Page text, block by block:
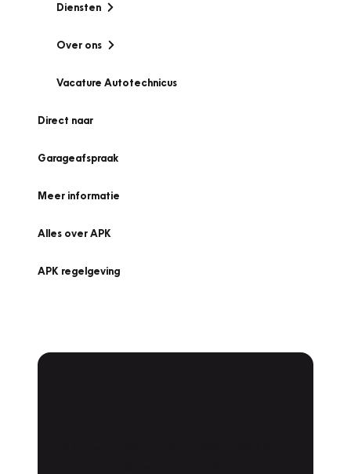
Diensten
Over ons
Vacature Autotechnicus
Direct naar
Garageafspraak
Meer informatie
Alles over APK
APK regelgeving